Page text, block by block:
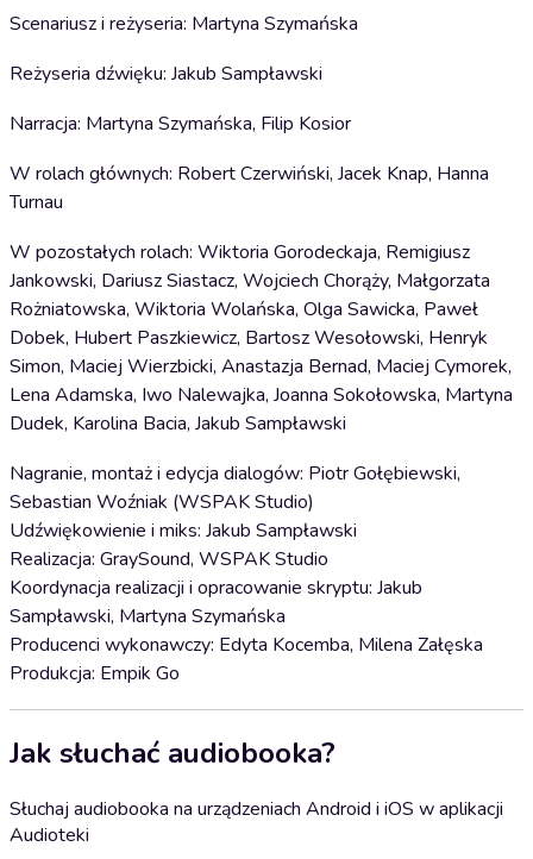
Scenariusz i reżyseria: Martyna Szymańska
Reżyseria dźwięku: Jakub Sampławski
Narracja: Martyna Szymańska, Filip Kosior
W rolach głównych: Robert Czerwiński, Jacek Knap, Hanna
Turnau
W pozostałych rolach: Wiktoria Gorodeckaja, Remigiusz
Jankowski, Dariusz Siastacz, Wojciech Chorąży, Małgorzata
Rożniatowska, Wiktoria Wolańska, Olga Sawicka, Paweł
Dobek, Hubert Paszkiewicz, Bartosz Wesołowski, Henryk
Simon, Maciej Wierzbicki, Anastazja Bernad, Maciej Cymorek,
Lena Adamska, Iwo Nalewajka, Joanna Sokołowska, Martyna
Dudek, Karolina Bacia, Jakub Sampławski
Nagranie, montaż i edycja dialogów: Piotr Gołębiewski,
Sebastian Woźniak (WSPAK Studio)
Udźwiękowienie i miks: Jakub Sampławski
Realizacja: GraySound, WSPAK Studio
Koordynacja realizacji i opracowanie skryptu: Jakub
Sampławski, Martyna Szymańska
Producenci wykonawczy: Edyta Kocemba, Milena Załęska
Produkcja: Empik Go
Jak słuchać audiobooka?
Słuchaj audiobooka na urządzeniach Android i iOS w aplikacji
Audioteki